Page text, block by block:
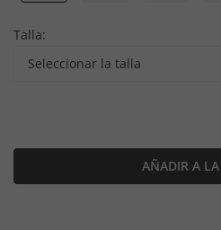
Talla:
Seleccionar la talla
AÑADIR A LA